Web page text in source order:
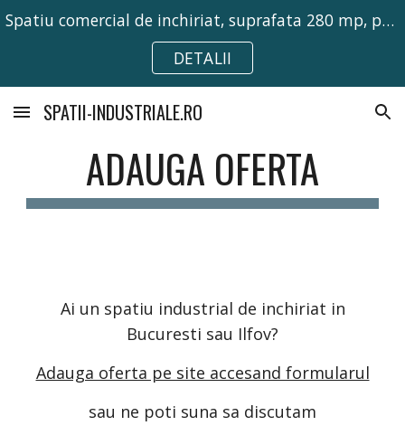
Skip to main content Skip to navigation
Spatiu comercial de inchiriat, suprafata 280 mp, pretabil pentru activitati comerciale, birouri sau depozitare.
DETALII
SPATII-INDUSTRIALE.RO
ADAUGA OFERTA
Ai un spatiu industrial de inchiriat in
Bucuresti sau Ilfov?
Adauga oferta pe site accesand formularul
sau ne poti suna sa discutam